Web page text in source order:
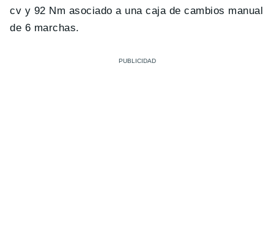
cv y 92 Nm asociado a una caja de cambios manual
de 6 marchas.